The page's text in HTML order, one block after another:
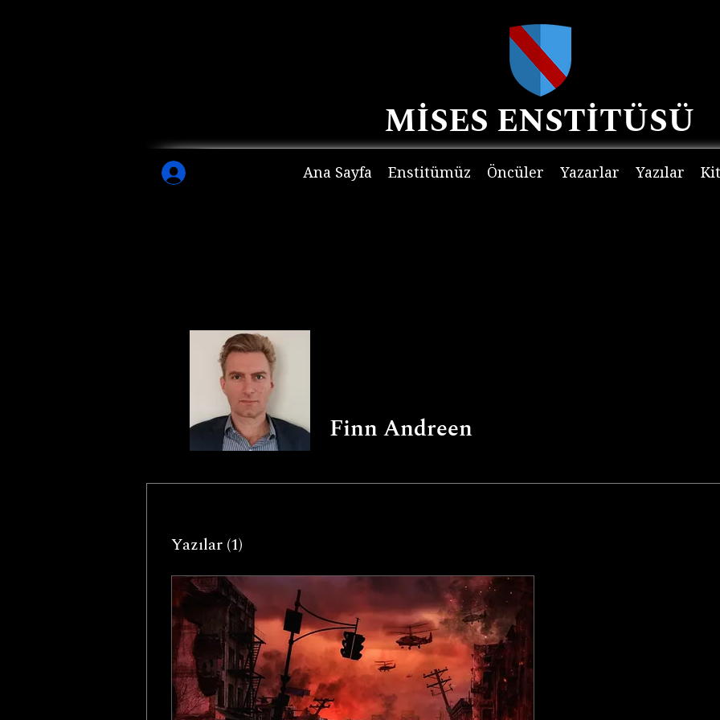
MİSES ENSTİTÜSÜ
Ana Sayfa Enstitümüz Öncüler Yazarlar Yazılar
Yazılar (1)
Finn Andreen